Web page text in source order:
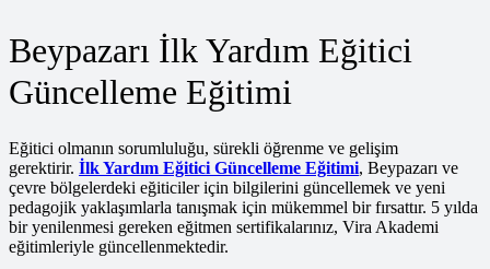
Beypazarı İlk Yardım Eğitici
Güncelleme Eğitimi
Eğitici olmanın sorumluluğu, sürekli öğrenme ve gelişim
gerektirir. İlk Yardım Eğitici Güncelleme Eğitimi, Beypazarı ve
çevre bölgelerdeki eğiticiler için bilgilerini güncellemek ve yeni
pedagojik yaklaşımlarla tanışmak için mükemmel bir fırsattır. 5 yılda
bir yenilenmesi gereken eğitmen sertifikalarınız, Vira Akademi
eğitimleriyle güncellenmektedir.